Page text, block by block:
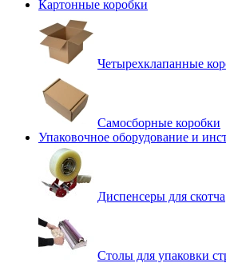
Картонные коробки
Четырехклапанные
Самосборные коробки
Упаковочное оборудование и
Диспенсеры для скотча
Столы для упаковки